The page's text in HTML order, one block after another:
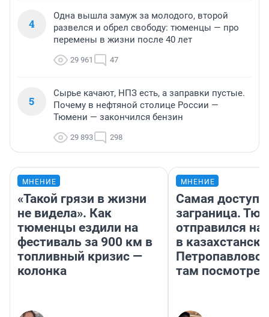
4
Одна вышла замуж за молодого, второй
развелся и обрел свободу: тюменцы — про
перемены в жизни после 40 лет
29 961 47
5
Сырье качают, НПЗ есть, а заправки пустые.
Почему в нефтяной столице России —
Тюмени — закончился бензин
29 893 298
МНЕНИЕ
«Такой грязи в жизни
не видела». Как
тюменцы ездили на
фестиваль за 900 км в
топливный кризис —
колонка
МНЕНИЕ
Самая
заграница.
отправился
в
там